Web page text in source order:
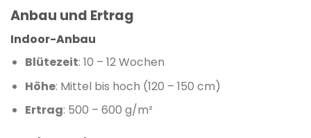
Anbau und Ertrag
Indoor-Anbau
Blütezeit: 10 – 12 Wochen
Höhe: Mittel bis hoch (120 – 150 cm)
Ertrag: 500 – 600 g/m²